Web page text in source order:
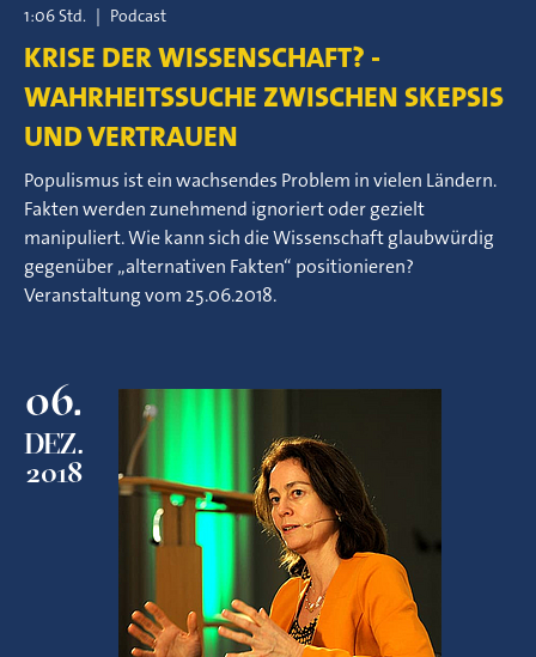
1:06 Std. | Podcast
KRISE DER WISSENSCHAFT? -
WAHRHEITSSUCHE ZWISCHEN SKEPSIS
UND VERTRAUEN
Populismus ist ein wachsendes Problem in vielen Ländern.
Fakten werden zunehmend ignoriert oder gezielt
manipuliert. Wie kann sich die Wissenschaft glaubwürdig
gegenüber „alternativen Fakten“ positionieren?
Veranstaltung vom 25.06.2018.
06.
DEZ.
2018